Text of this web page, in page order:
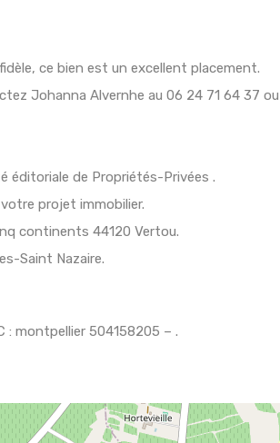
ce bien est un excellent placement.
Johanna Alvernhe au 06 24 71 64 37 ou
éditoriale de Propriétés-Privées .
projet immobilier.
continents 44120 Vertou.
Saint Nazaire.
: montpellier 504158205 – .